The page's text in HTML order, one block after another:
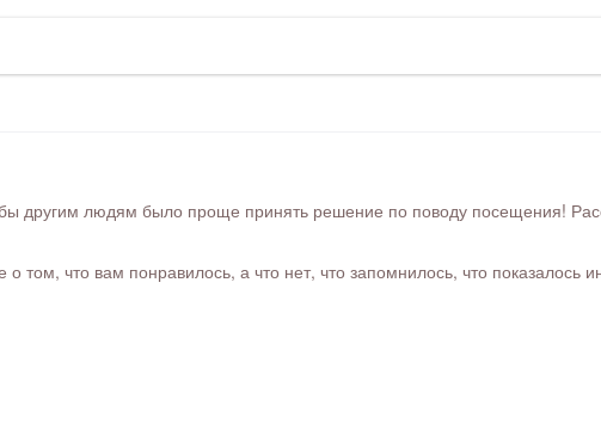
другим людям было проще принять решение по поводу посещения!
том, что вам понравилось, а что нет, что запомнилось, что